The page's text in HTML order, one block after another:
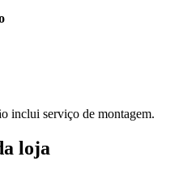
inclui serviço de montagem.
loja